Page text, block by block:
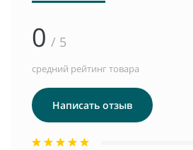
0 / 5
средний рейтинг товара
Написать отзыв